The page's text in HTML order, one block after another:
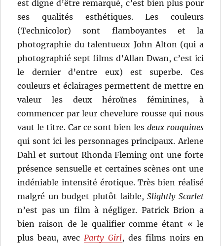
est digne d’être remarqué, c’est bien plus pour
ses qualités esthétiques. Les couleurs
(Technicolor) sont flamboyantes et la
photographie du talentueux John Alton (qui a
photographié sept films d’Allan Dwan, c’est ici
le dernier d’entre eux) est superbe. Ces
couleurs et éclairages permettent de mettre en
valeur les deux héroïnes féminines, à
commencer par leur chevelure rousse qui nous
vaut le titre. Car ce sont bien les deux rouquines
qui sont ici les personnages principaux. Arlene
Dahl et surtout Rhonda Fleming ont une forte
présence sensuelle et certaines scènes ont une
indéniable intensité érotique. Très bien réalisé
malgré un budget plutôt faible,Slightly Scarlet
n’est pas un film à négliger. Patrick Brion a
bien raison de le qualifier comme étant « le
plus beau, avecParty Girl, des films noirs en